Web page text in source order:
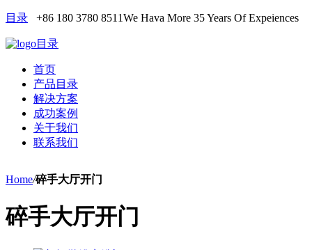
目录 +86 180 3780 8511We Hava More 35 Years Of Expeiences
目录
首页
产品目录
解决方案
成功案例
关于我们
联系我们
Home/碎手大厅开门
碎手大厅开门